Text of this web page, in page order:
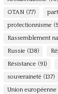
OTAN (77)
protectionnisme
Rassemblement
Russie (138)
Résistance (91)
souveraineté (137)
Union européenne